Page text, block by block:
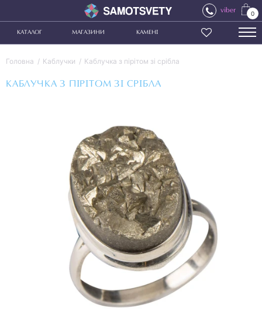
viber 0
КАТАЛОГ МАГАЗИНИ КАМЕНІ
Головна Каблучки Каблучка з пірітом зі срібла
КАБЛУЧКА З ПІРІТОМ ЗІ СРІБЛА